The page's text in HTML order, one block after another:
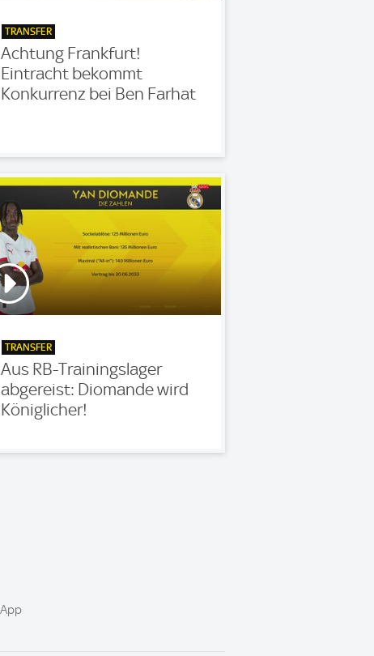
TRANSFER
Achtung Frankfurt!
Eintracht bekommt
Konkurrenz bei Ben Farhat
TRANSFER
Aus RB-Trainingslager
abgereist: Diomande wird
Königlicher!